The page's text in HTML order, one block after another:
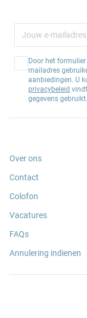
Door het
mailadres
aanbiedingen. U
privacybeleid
gegevens gebruikt.
Over ons
Contact
Colofon
Vacatures
FAQs
Annulering indienen